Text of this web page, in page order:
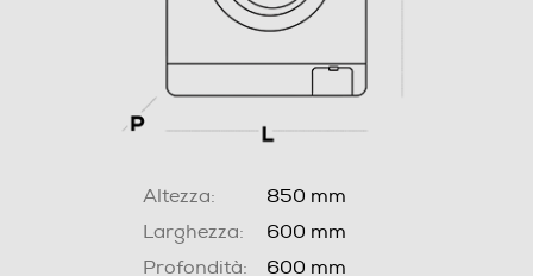
Altezza:
850 mm
Larghezza:
600 mm
Profondità:
600 mm